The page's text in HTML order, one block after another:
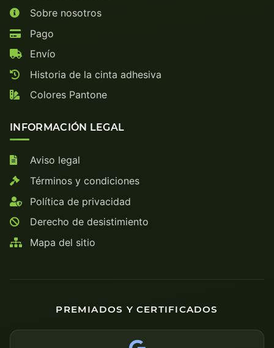
Sobre nosotros
Pago
Envío
Historia de la cinta adhesiva
Colores Pantone
INFORMACIÓN LEGAL
Aviso legal
Términos y condiciones
Política de privacidad
Derecho de desistimiento
Mapa del sitio
PREMIADOS Y CERTIFICADOS